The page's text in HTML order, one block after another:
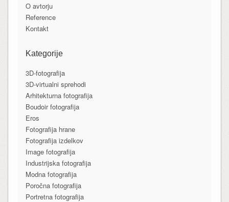
O avtorju
Reference
Kontakt
Kategorije
3D-fotografija
3D-virtualni sprehodi
Arhitekturna fotografija
Boudoir fotografija
Eros
Fotografija hrane
Fotografija izdelkov
Image fotografija
Industrijska fotografija
Modna fotografija
Poročna fotografija
Portretna fotografija